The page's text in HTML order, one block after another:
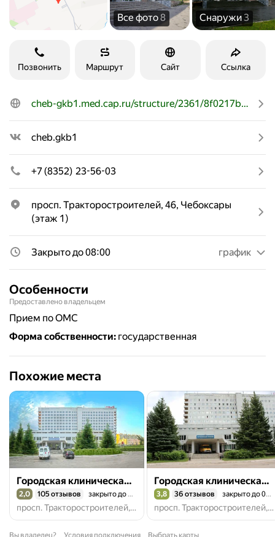
Все фото8 Снаружи3
Позвонить Маршрут Сайт Ссылка
cheb-gkb1.med.cap.ru/structure/2361/8f0217be-7b74-4491-9aa5-b493a8df3043
cheb.gkb1
+7 (8352) 23-56-03
просп. Тракторостроителей, 46, Чебоксары
(этаж 1)
Закрыто до 08:00 график
Особенности
Предоставлено владельцем
прием по ОМС
Форма собственности: государственная
Похожие места
Городская клиническая больница № 1, поликлиника № 1
Рейтинг 2,0 из 5
2,0 105 отзывов закрыто до 07:00
просп. Тракторостроителей, 46, Чебоксары
Городская клиническая больница № 1, приёмно-диагностическое отделение
Рейтинг 3,8 из 5
3,8 36 отзывов закрыто до 08:00
просп. Тракторостроителей, 46, Чебоксары
Вы владелец? Условия подключения Выбрать карты